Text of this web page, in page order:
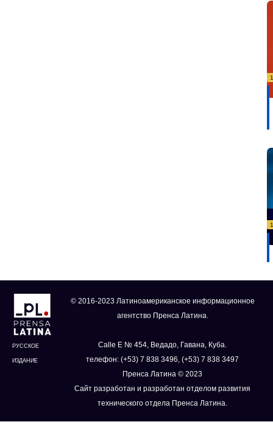
РУССКОЕ
ИЗДАНИЕ
© 2016-2023 Латиноамериканское информационное
агентство Пренса Латина.
Calle E № 454, Ведадо, Гавана, Куба.
телефон: (+53) 7 838 3496, (+53) 7 838 3497
Пренса Латина © 2023
Сайт разработан и разработан отделом развития
технического отдела Пренса Латина.